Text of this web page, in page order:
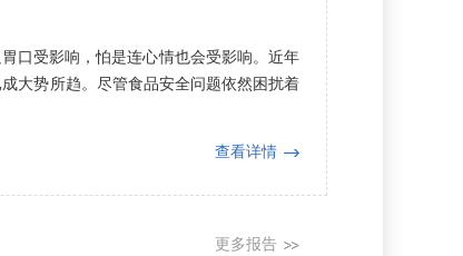
口受影响，怕是连心情也会受影响。近年
大势所趋。尽管食品安全问题依然困扰着
查看详情
更多报告